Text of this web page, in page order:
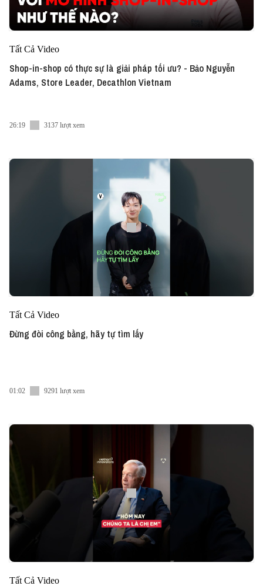
Tất Cả Video
Shop-in-shop có thực sự là giải pháp tối ưu? - Bảo Nguyễn
Adams, Store Leader, Decathlon Vietnam
26:19 3137 lượt xem
Tất Cả Video
Đừng đòi công bằng, hãy tự tìm lấy
01:02 9291 lượt xem
Tất Cả Video